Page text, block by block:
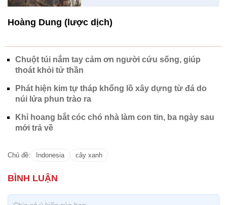
Hoàng Dung (lược dịch)
Chuột túi nắm tay cảm ơn người cứu sống, giúp
thoát khỏi tử thần
Phát hiện kim tự tháp khổng lồ xây dựng từ đá do
núi lửa phun trào ra
Khỉ hoang bắt cóc chó nhà làm con tin, ba ngày sau
mới trả về
Chủ đề: Indonesia cây xanh